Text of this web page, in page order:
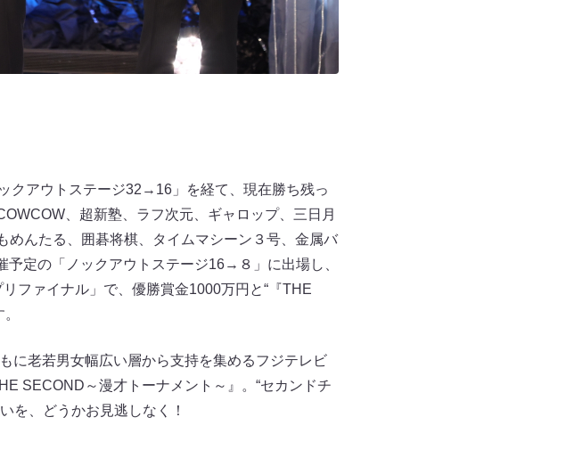
クアウトステージ32→16」を経て、現在勝ち残っ
、超新塾、ラフ次元、ギャロップ、三日月
んたる、囲碁将棋、タイムマシーン３号、金属バ
定の「ノックアウトステージ16→８」に出場し、
ファイナル」で、優勝賞金1000万円と“『THE
に老若男女幅広い層から支持を集めるフジテレビ
SECOND～漫才トーナメント～』。“セカンドチ
を、どうかお見逃しなく！